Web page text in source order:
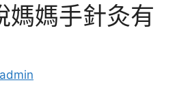
媽媽手針灸有
admin